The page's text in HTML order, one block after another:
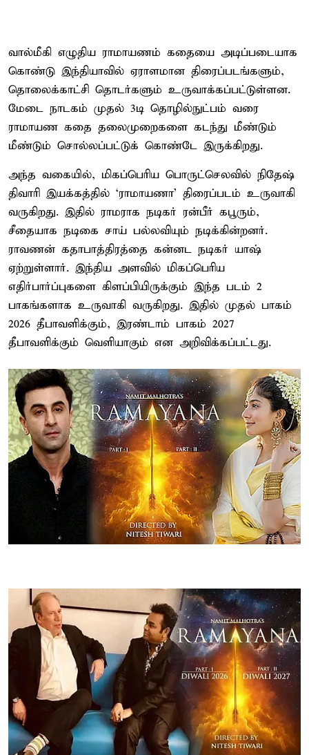
வால்மீகி எழுதிய ராமாயணம் கதையை அடிப்படையாக
கொண்டு இந்தியாவில் ஏராளமான திரைப்படங்களும்,
தொலைக்காட்சி தொடர்களும் உருவாக்கப்பட்டுள்ளன.
மேடை நாடகம் முதல் 3டி தொழில்நுட்பம் வரை
ராமாயண கதை தலைமுறைகளை கடந்து மீண்டும்
மீண்டும் சொல்லப்பட்டுக் கொண்டே இருக்கிறது.
அந்த வகையில், மிகப்பெரிய பொருட்செலவில் நிதேஷ்
திவாரி இயக்கத்தில் ‘ராமாயணா’ திரைப்படம் உருவாகி
வருகிறது. இதில் ராமராக நடிகர் ரன்பீர் கபூரும்,
சீதையாக நடிகை சாய் பல்லவியும் நடிக்கின்றனர்.
ராவணன் கதாபாத்திரத்தை கன்னட நடிகர் யாஷ்
ஏற்றுள்ளார். இந்திய அளவில் மிகப்பெரிய
எதிர்பார்ப்புகளை கிளப்பியிருக்கும் இந்த படம் 2
பாகங்களாக உருவாகி வருகிறது. இதில் முதல் பாகம்
2026 தீபாவளிக்கும், இரண்டாம் பாகம் 2027
தீபாவளிக்கும் வெளியாகும் என அறிவிக்கப்பட்டது.